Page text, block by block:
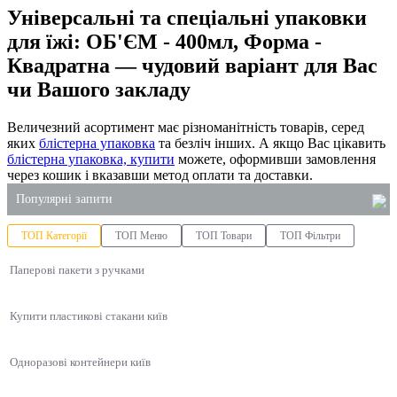
Універсальні та спеціальні упаковки
для їжі: ОБ'ЄМ - 400мл, Форма -
Квадратна — чудовий варіант для Вас
чи Вашого закладу
Величезний асортимент має різноманітність товарів, серед
яких блістерна упаковка та безліч інших. А якщо Вас цікавить
блістерна упаковка, купити можете, оформивши замовлення
через кошик і вказавши метод оплати та доставки.
Популярні запити
паперовий контейнер для їжі
одноразовий соусник
купити разові тортівниці
купити пакети оптом
ТОП Категорії ТОП Меню ТОП Товари ТОП Фільтри
Паперові пакети з ручками
Купити пластикові стакани київ
Одноразові контейнери київ